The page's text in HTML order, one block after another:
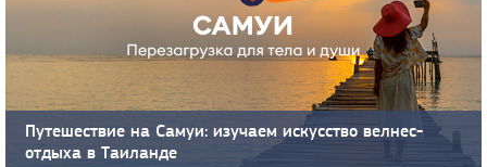
Путешествие на Самуи: изучаем искусство велнес-
отдыха в Таиланде